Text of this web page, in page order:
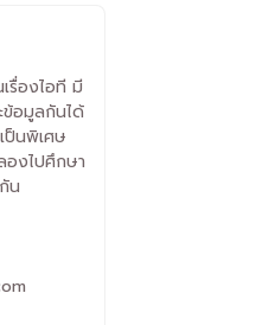
รื่องไอที มี
ข้อมูลกันได้
ป็นพิเศษ
องไปศึกษา
น